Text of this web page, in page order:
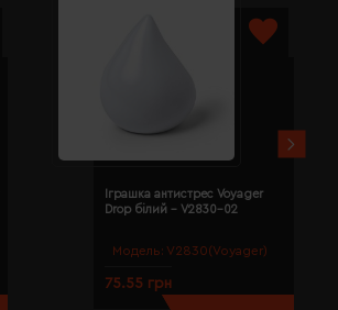
Модель: V2830(Voyager)
Іграшка антистрес Voyager
Drop білий - V2830-02
75.55 грн